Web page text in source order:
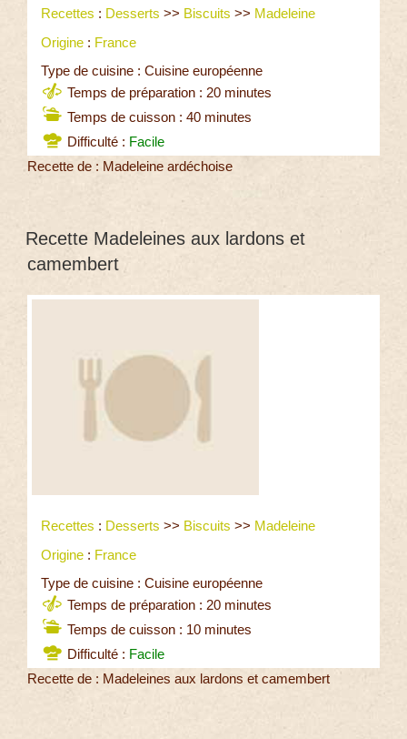
Recettes : Desserts >> Biscuits >> Madeleine
Origine : France
Type de cuisine : Cuisine européenne
Temps de préparation : 20 minutes
Temps de cuisson : 40 minutes
Difficulté : Facile
Recette de : Madeleine ardéchoise
Recette Madeleines aux lardons et
camembert
Recettes : Desserts >> Biscuits >> Madeleine
Origine : France
Type de cuisine : Cuisine européenne
Temps de préparation : 20 minutes
Temps de cuisson : 10 minutes
Difficulté : Facile
Recette de : Madeleines aux lardons et camembert